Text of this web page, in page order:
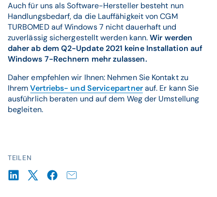
TEILEN
Auch für uns als Software-Hersteller besteht nun
Handlungsbedarf, da die Lauffähigkeit von CGM
TURBOMED auf Windows 7 nicht dauerhaft und
zuverlässig sichergestellt werden kann.Wir werden
daher ab dem Q2-Update 2021 keine Installation auf
Windows 7-Rechnern mehr zulassen.
Daher empfehlen wir Ihnen: Nehmen Sie Kontakt zu
IhremVertriebs- und Servicepartnerauf. Er kann Sie
ausführlich beraten und auf dem Weg der Umstellung
begleiten.